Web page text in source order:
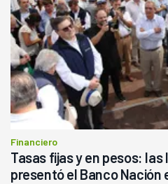
Financiero
Tasas fijas y en pesos:
presentó el Banco Nación